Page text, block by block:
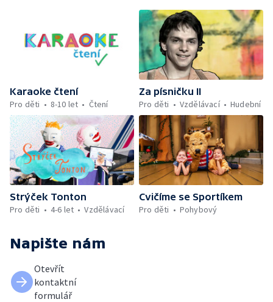
Karaoke čtení
Pro děti
8-10 let Čtení
Za písničku II
Pro děti
Vzdělávací Hudební
Strýček Tonton
Pro děti
4-6 let Vzdělávací
Cvičíme se Sportíkem
Pro děti
Pohybový
Napište nám
Otevřít
kontaktní
formulář